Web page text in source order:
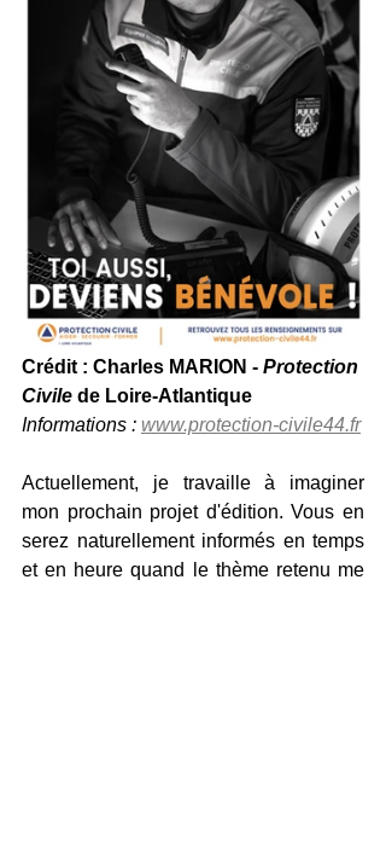
Crédit : Charles MARION - Protection
Civile de Loire-Atlantique
Informations : www.protection-civile44.fr
Actuellement, je travaille à imaginer
mon prochain projet d'édition. Vous en
serez naturellement informés en temps
et en heure quand le thème retenu me